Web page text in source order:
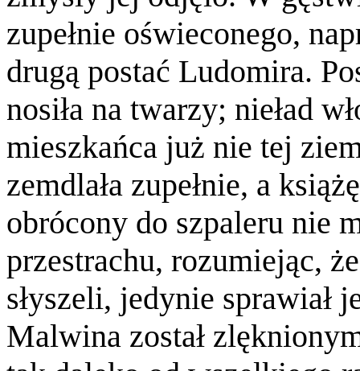
zupełnie oświeconego,
drugą postać Ludomira.
nosiła na twarzy; nieład
mieszkańca już nie tej
zemdlała zupełnie, a
obrócony do szpaleru nie
przestrachu, rozumiejąc,
słyszeli, jedynie sprawiał
Malwina został